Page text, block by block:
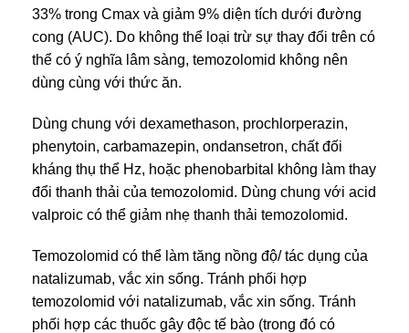
33% trong Cmax và giảm 9% diện tích dưới đường
cong (AUC). Do không thể loại trừ sự thay đổi trên có
thể có ý nghĩa lâm sàng, temozolomid không nên
dùng cùng với thức ăn.
Dùng chung với dexamethason, prochlorperazin,
phenytoin, carbamazepin, ondansetron, chất đối
kháng thụ thể Hz, hoặc phenobarbital không làm thay
đổi thanh thải của temozolomid. Dùng chung với acid
valproic có thể giảm nhẹ thanh thải temozolomid.
Temozolomid có thể làm tăng nồng độ/ tác dụng của
natalizumab, vắc xin sống. Tránh phối hợp
temozolomid với natalizumab, vắc xin sống. Tránh
phối hợp các thuốc gây độc tế bào (trong đó có